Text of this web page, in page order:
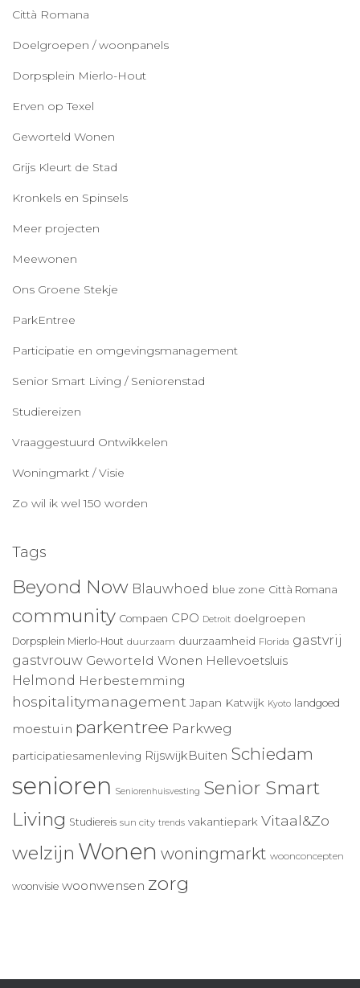
Città Romana
Doelgroepen / woonpanels
Dorpsplein Mierlo-Hout
Erven op Texel
Geworteld Wonen
Grijs Kleurt de Stad
Kronkels en Spinsels
Meer projecten
Meewonen
Ons Groene Stekje
ParkEntree
Participatie en omgevingsmanagement
Senior Smart Living / Seniorenstad
Studiereizen
Vraaggestuurd Ontwikkelen
Woningmarkt / Visie
Zo wil ik wel 150 worden
Tags
Beyond Now Blauwhoed blue zone Città Romana
community Compaen CPO Detroit doelgroepen
Dorpsplein Mierlo-Hout duurzaam duurzaamheid Florida gastvrij
gastvrouw Geworteld Wonen Hellevoetsluis
Helmond Herbestemming
hospitalitymanagement Japan Katwijk Kyoto landgoed
moestuin parkentree Parkweg
participatiesamenleving RijswijkBuiten Schiedam
senioren Seniorenhuisvesting Senior Smart
Living Studiereis sun city trends vakantiepark Vitaal&Zo
welzijn Wonen woningmarkt woonconcepten
woonvisie woonwensen zorg